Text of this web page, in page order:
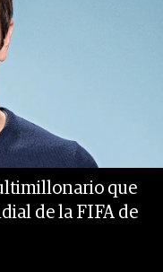
que
de la FIFA de